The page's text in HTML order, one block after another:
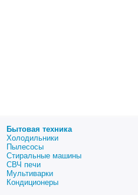
Бытовая техника
Холодильники
Пылесосы
Стиральные машины
СВЧ печи
Мультиварки
Кондиционеры